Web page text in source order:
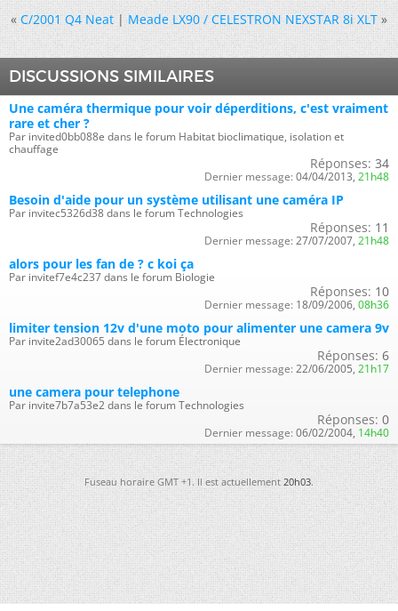
« C/2001 Q4 Neat|Meade LX90 / CELESTRON NEXSTAR 8i XLT »
DISCUSSIONS SIMILAIRES
Une caméra thermique pour voir déperditions, c'est vraiment
rare et cher ?
Par invited0bb088e dans le forum Habitat bioclimatique, isolation et
chauffage
Réponses: 34
Dernier message: 04/04/2013, 21h48
Besoin d'aide pour un système utilisant une caméra IP
Par invitec5326d38 dans le forum Technologies
Réponses: 11
Dernier message: 27/07/2007, 21h48
alors pour les fan de ? c koi ça
Par invitef7e4c237 dans le forum Biologie
Réponses: 10
Dernier message: 18/09/2006, 08h36
limiter tension 12v d'une moto pour alimenter une camera 9v
Par invite2ad30065 dans le forum Électronique
Réponses: 6
Dernier message: 22/06/2005, 21h17
une camera pour telephone
Par invite7b7a53e2 dans le forum Technologies
Réponses: 0
Dernier message: 06/02/2004, 14h40
Fuseau horaire GMT +1. Il est actuellement20h03.